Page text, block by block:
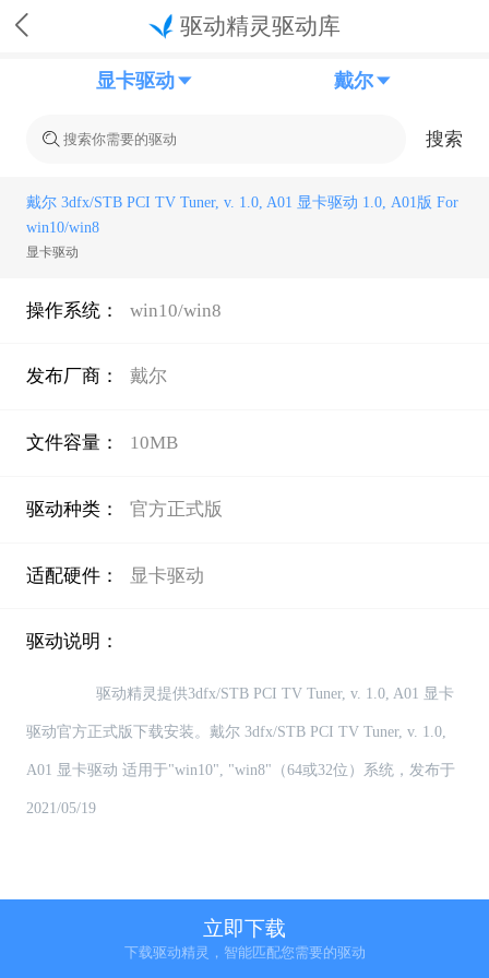
驱动精灵驱动库
显卡驱动 戴尔
搜索
戴尔 3dfx/STB PCI TV Tuner, v. 1.0, A01 显卡驱动 1.0, A01版 For
win10/win8
显卡驱动
操作系统： win10/win8
发布厂商： 戴尔
文件容量： 10MB
驱动种类： 官方正式版
适配硬件： 显卡驱动
驱动说明：
驱动官方正式版下载安装。戴尔 3dfx/STB PCI TV Tuner, v. 1.0,
A01 显卡驱动 适用于"win10", "win8"（64或32位）系统，发布于
2021/05/19
【如何更新和安装 戴尔 3dfx/STB PCI TV Tuner, v. 1.0, A01 显卡
立即下载
下载驱动精灵，智能匹配您需要的驱动